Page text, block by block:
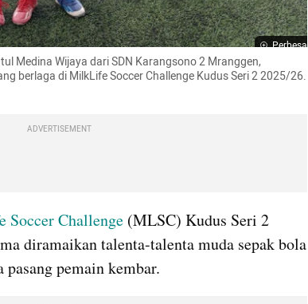
Perbesar
Medina Wijaya dari SDN Karangsono 2 Mranggen,
berlaga di MilkLife Soccer Challenge Kudus Seri 2 2025/26.
ADVERTISEMENT
Challenge (MLSC) Kudus Seri 2
diramaikan talenta-talenta muda sepak bola
pemain kembar.